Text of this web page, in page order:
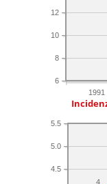
1991
6
8
10
12
4.5
5.0
5.5
4